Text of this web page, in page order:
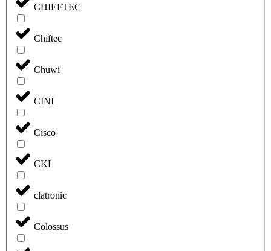
CHIEFTEC
Chiftec
Chuwi
CINI
Cisco
CKL
clatronic
Colossus